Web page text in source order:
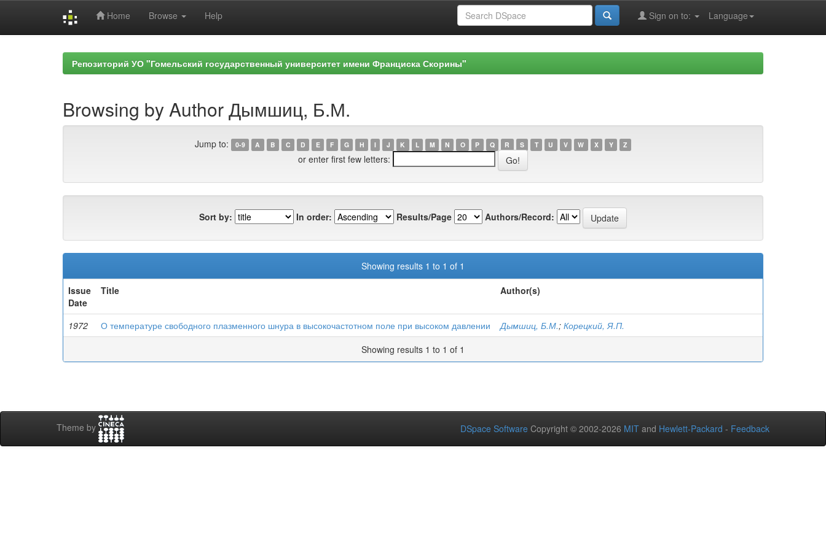
Home Browse Help Language
Sign on to:
Репозиторий УО "Гомельский государственный университет имени Франциска Скорины"
Browsing by Author Дымшиц, Б.М.
Jump to: 0-9 A B C D E F G H I J K L M N O P Q R S T U V W X Y Z
or enter first few letters:
Sort by: In order: Results/Page Authors/Record:
Showing results 1 to 1 of 1
Issue
Date
Title Author(s)
1972 О температуре свободного плазменного шнура в высокочастотном поле при высоком давлении Дымшиц, Б.М.; Корецкий, Я.П.
Showing results 1 to 1 of 1
Theme by DSpace Software Copyright © 2002-2026 MIT and Hewlett-Packard - Feedback